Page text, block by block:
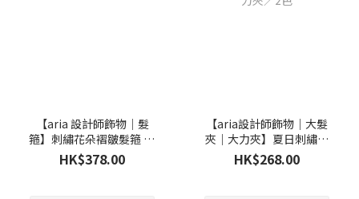
【aria 設計師飾物｜髮
箍】刺繡花朵褶皺髮箍 / 4
色
HK$378.00
【aria設計師飾物｜大髮
夾｜大力夾】夏日刺繡蝴
蝶結大力夾／2色
HK$268.00